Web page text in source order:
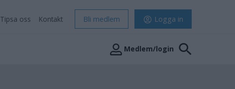
Tipsa oss Kontakt Bli medlem Logga in
Medlem/login